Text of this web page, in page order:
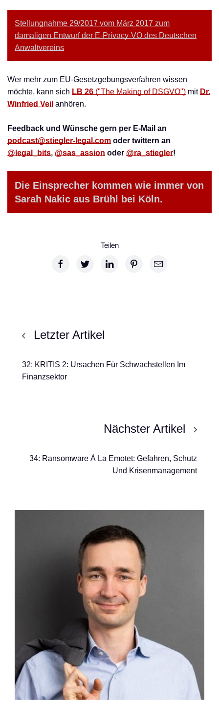
Stellungnahme 29/2017 vom März 2017 zum
damaligen Entwurf der E-Privacy-VO des Deutschen
Anwaltvereins
Wer mehr zum EU-Gesetzgebungsverfahren wissen
möchte, kann sich LB 26 ("The Making of DSGVO") mit Dr.
Winfried Veil anhören.
Feedback und Wünsche gern per E-Mail an
podcast@stiegler-legal.com oder twittern an
@legal_bits, @sas_assion oder @ra_stiegler!
Die Einsprecher kommen wie immer von
Sarah Nakic aus Brühl bei Köln.
Teilen
Letzter Artikel
32: KRITIS 2: Ursachen Für Schwachstellen Im
Finanzsektor
Nächster Artikel
34: Ransomware À La Emotet: Gefahren, Schutz
Und Krisenmanagement